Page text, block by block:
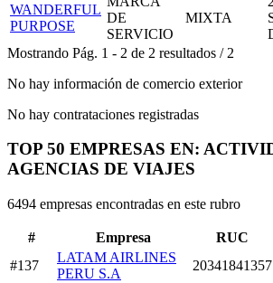
WANDERFUL
PURPOSE
DE
SERVICIO
MIXTA
Mostrando Pág. 1 - 2 de 2 resultados / 2
No hay información de comercio exterior
No hay contrataciones registradas
TOP 50 EMPRESAS EN:
AGENCIAS DE VIAJES
6494 empresas encontradas en este rubro
# Empresa RUC
#137
LATAM AIRLINES
PERU S.A
20341841357